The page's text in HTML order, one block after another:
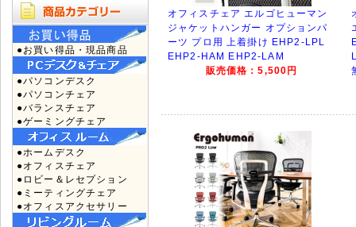
●お買い得品・現品商品
●パソコンデスク
●パソコンチェア
●バランスチェア
●ゲーミングチェア
●ホームデスク
●オフィスチェア
●ロビー＆レセプション
●ミーティングチェア
●オフィスアクセサリー
オフィスチェア エルゴヒューマン
ジャケットハンガー オプションパ
ーツ プロ用 上着掛け EHP2-LPL
EHP2-HAM EHP2-LAM
販売価格：5,500円